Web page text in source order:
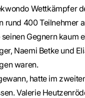
Wettkämpfer
rund 400 Teilnehmer
Gegnern kaum
Naemi Betke und
waren.
hatte im
Valerie